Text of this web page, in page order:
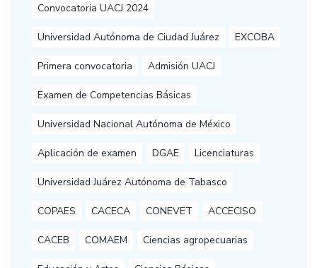
Convocatoria UACJ 2024
Universidad Autónoma de Ciudad Juárez EXCOBA
Primera convocatoria Admisión UACJ
Examen de Competencias Básicas
Universidad Nacional Autónoma de México
Aplicación de examen DGAE Licenciaturas
Universidad Juárez Autónoma de Tabasco
COPAES CACECA CONEVET ACCECISO
CACEB COMAEM Ciencias agropecuarias